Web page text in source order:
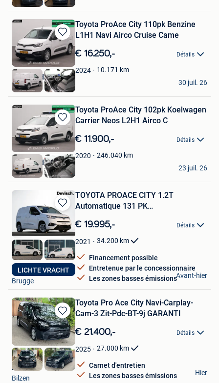
Argenteau
Sauvegarder
dans
Mes
Favoris
Toyota ProAce City 110pk Benzine
L1H1 Navi Airco Cruise Came
€ 16.250,- Détails
2024 10.171 km
BAS World
Veghel
30 juil. 26
Sauvegarder
dans
Mes
Favoris
Toyota ProAce City 102pk Koelwagen
Carrier Neos L2H1 Airco C
€ 11.900,- Détails
2020 246.040 km
BAS World
Veghel
23 juil. 26
Sauvegarder
dans
Mes
Favoris
LICHTE VRACHT
TOYOTA PROACE CITY 1.2T
Automatique 131 PK
€ 19.995,- Détails
2021 34.200 km
Financement possible
Entretenue par le concessionnaire
Les zones basses émissions
Devisch
Brugge
Avant-hier
Sauvegarder
dans
Mes
Favoris
Toyota Pro Ace City Navi-Carplay-
Cam-3 Zit-Pdc-BT-9j GARANTI
€ 21.400,- Détails
2025 27.000 km
Carnet d'entretien
Les zones basses émissions
BC Cars
Bilzen
Hier